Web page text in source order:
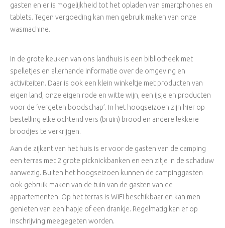
gasten en er is mogelijkheid tot het opladen van smartphones en
tablets. Tegen vergoeding kan men gebruik maken van onze
wasmachine.
In de grote keuken van ons landhuis is een bibliotheek met
spelletjes en allerhande informatie over de omgeving en
activiteiten. Daar is ook een klein winkeltje met producten van
eigen land, onze eigen rode en witte wijn, een ijsje en producten
voor de ‘vergeten boodschap’. In het hoogseizoen zijn hier op
bestelling elke ochtend vers (bruin) brood en andere lekkere
broodjes te verkrijgen.
Aan de zijkant van het huis is er voor de gasten van de camping
een terras met 2 grote picknickbanken en een zitje in de schaduw
aanwezig. Buiten het hoogseizoen kunnen de campinggasten
ook gebruik maken van de tuin van de gasten van de
appartementen. Op het terras is WiFI beschikbaar en kan men
genieten van een hapje of een drankje. Regelmatig kan er op
inschrijving meegegeten worden.